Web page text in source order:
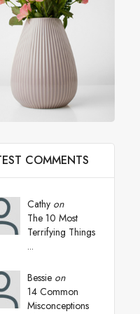
COMMENTS
Cathy on
The 10 Most
Terrifying Things
...
Bessie on
14 Common
Misconceptions